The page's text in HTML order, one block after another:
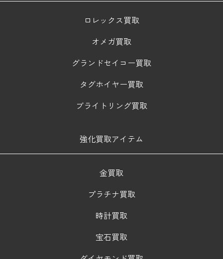
ロレックス買取
オメガ買取
グランドセイコー買取
タグホイヤー買取
ブライトリング買取
強化買取アイテム
金買取
プラチナ買取
時計買取
宝石買取